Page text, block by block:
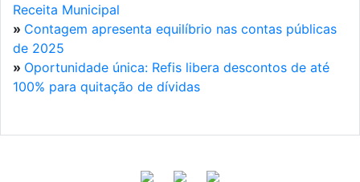
Receita Municipal
» Contagem apresenta equilíbrio nas contas públicas
de 2025
» Oportunidade única: Refis libera descontos de até
100% para quitação de dívidas